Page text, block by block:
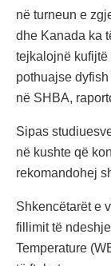
në turneun e
dhe Kanada ka
tejkalojnë kufijtë
pothuajse
në SHBA,
Sipas
në kushte që
rekomandohej
Shkencëtarët e
fillimit të
Temperature